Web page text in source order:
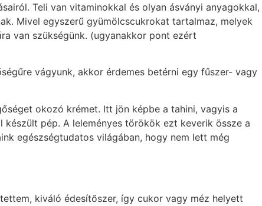
Teli van vitaminokkal és olyan ásványi anyagokkal,
Mivel egyszerű gyümölcscukrokat tartalmaz, melyek
van szükségünk. (ugyanakkor pont ezért
vágyunk, akkor érdemes betérni egy fűszer- vagy
okozó krémet. Itt jön képbe a tahini, vagyis a
pép. A leleményes törökök ezt keverik össze a
egészségtudatos világában, hogy nem lett még
kiváló édesítőszer, így cukor vagy méz helyett